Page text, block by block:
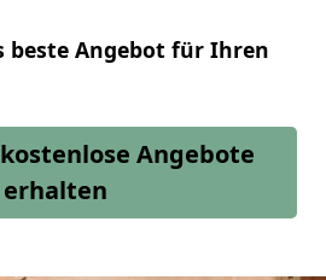
beste Angebot für Ihren
Angebote
erhalten